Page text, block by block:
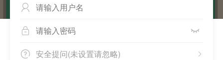

 
 
安全提问(未设置请忽略)